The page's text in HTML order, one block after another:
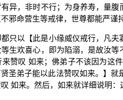
异，非时不行；为身养寿，量
邪命营生等戒律，世尊都能严谨
只以【此是小缘威仪戒行，凡
生欢喜心，即为陷溺，是故汝
赞叹 如来；佛弟子不该因为这
圣弟子能以此法赞叹如来。】
如来。然后，如来就详细说明：